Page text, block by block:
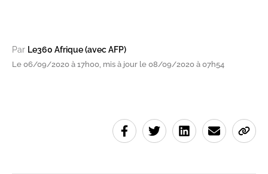
Par Le360 Afrique (avec AFP)
Le 06/09/2020 à 17h00, mis à jour le 08/09/2020 à 07h54